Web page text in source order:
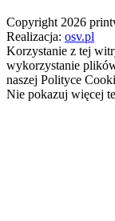
Copyright 2026
Realizacja: osv.pl
Korzystanie z tej
wykorzystanie
naszej Polityce
Nie pokazuj więcej